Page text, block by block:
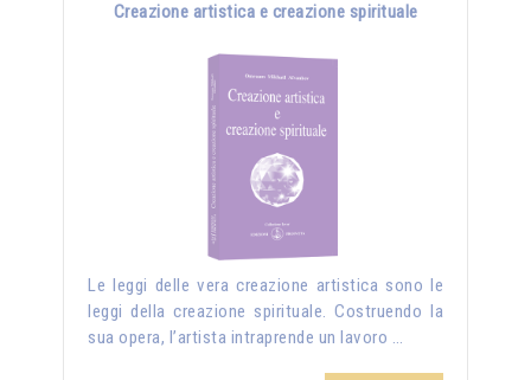
Creazione artistica e creazione spirituale
Le leggi delle vera creazione artistica sono le
leggi della creazione spirituale. Costruendo la
sua opera, l’artista intraprende un lavoro …